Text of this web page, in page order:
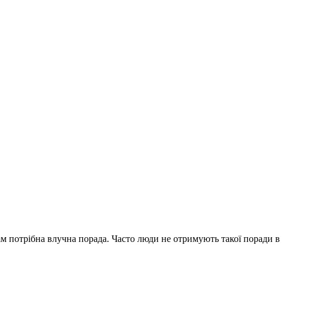
потрібна влучна порада. Часто люди не отримують такої поради в